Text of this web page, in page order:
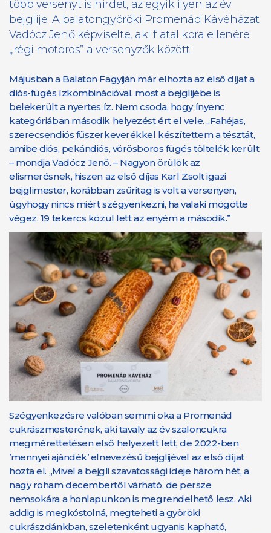
több versenyt is hirdet, az egyik ilyen az év
bejglije. A balatongyöröki Promenád Kávéházat
Vadócz Jenő képviselte, aki fiatal kora ellenére
„régi motoros” a versenyzők között.
Májusban a Balaton Fagyiján már elhozta az első díjat a
diós-fügés ízkombinációval, most a bejglijébe is
belekerült a nyertes íz. Nem csoda, hogy ínyenc
kategóriában második helyezést ért el vele. „Fahéjas,
szerecsendiós fűszerkeverékkel készítettem a tésztát,
amibe diós, pekándiós, vörösboros fügés töltelék került
– mondja Vadócz Jenő. ­– Nagyon örülök az
elismerésnek, hiszen az első díjas Karl Zsolt igazi
bejglimester, korábban zsűritag is volt a versenyen,
úgyhogy nincs miért szégyenkezni, ha valaki mögötte
végez. 19 tekercs közül lett az enyém a második.”
Szégyenkezésre valóban semmi oka a Promenád
cukrászmesterének, aki tavaly az év szaloncukra
megmérettetésen első helyezett lett, de 2022-ben
’mennyei ajándék’ elnevezésű bejglijével az első díjat
hozta el. „Mivel a bejgli szavatossági ideje három hét, a
nagy roham decembertől várható, de persze
nemsokára a honlapunkon is megrendelhető lesz. Aki
addig is megkóstolná, megteheti a györöki
cukrászdánkban, szeletenként ugyanis kapható,